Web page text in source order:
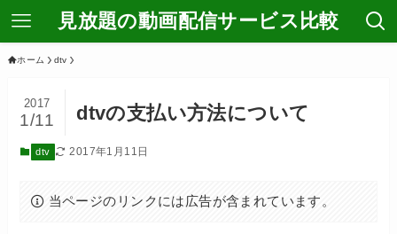
見放題の動画配信サービス比較
ホーム dtv
dtvの支払い方法について
2017
1/11
dtv 2017年1月11日
当ページのリンクには広告が含まれています。